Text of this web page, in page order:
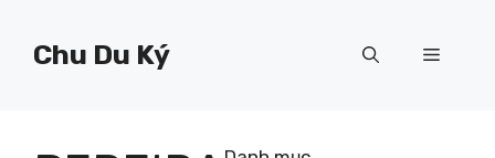
Chu Du Ký Menu